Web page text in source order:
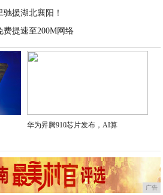
援湖北襄阳！
费提速至200M网络
2020-04-16
华为昇腾910芯片发布，AI算
广告